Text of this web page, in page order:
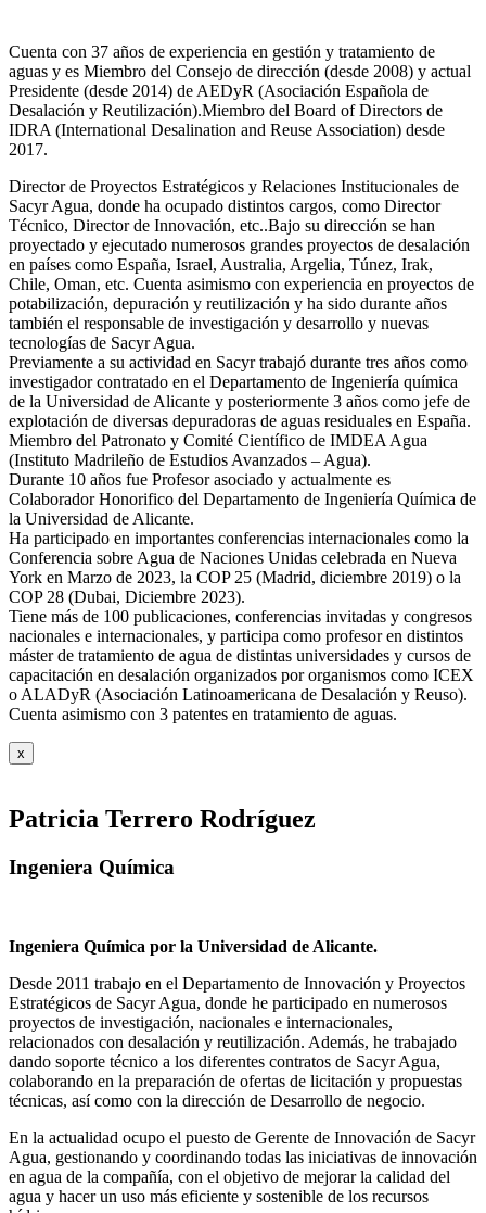
Cuenta con 37 años de experiencia en gestión y tratamiento de
aguas y es Miembro del Consejo de dirección (desde 2008) y actual
Presidente (desde 2014) de AEDyR (Asociación Española de
Desalación y Reutilización).Miembro del Board of Directors de
IDRA (International Desalination and Reuse Association) desde
2017.
Director de Proyectos Estratégicos y Relaciones Institucionales de
Sacyr Agua, donde ha ocupado distintos cargos, como Director
Técnico, Director de Innovación, etc..Bajo su dirección se han
proyectado y ejecutado numerosos grandes proyectos de desalación
en países como España, Israel, Australia, Argelia, Túnez, Irak,
Chile, Oman, etc. Cuenta asimismo con experiencia en proyectos de
potabilización, depuración y reutilización y ha sido durante años
también el responsable de investigación y desarrollo y nuevas
tecnologías de Sacyr Agua.
Previamente a su actividad en Sacyr trabajó durante tres años como
investigador contratado en el Departamento de Ingeniería química
de la Universidad de Alicante y posteriormente 3 años como jefe de
explotación de diversas depuradoras de aguas residuales en España.
Miembro del Patronato y Comité Científico de IMDEA Agua
(Instituto Madrileño de Estudios Avanzados – Agua).
Durante 10 años fue Profesor asociado y actualmente es
Colaborador Honorifico del Departamento de Ingeniería Química de
la Universidad de Alicante.
Ha participado en importantes conferencias internacionales como la
Conferencia sobre Agua de Naciones Unidas celebrada en Nueva
York en Marzo de 2023, la COP 25 (Madrid, diciembre 2019) o la
COP 28 (Dubai, Diciembre 2023).
Tiene más de 100 publicaciones, conferencias invitadas y congresos
nacionales e internacionales, y participa como profesor en distintos
máster de tratamiento de agua de distintas universidades y cursos de
capacitación en desalación organizados por organismos como ICEX
o ALADyR (Asociación Latinoamericana de Desalación y Reuso).
Cuenta asimismo con 3 patentes en tratamiento de aguas.
x
Patricia Terrero Rodríguez
Ingeniera Química
Ingeniera Química por la Universidad de Alicante.
Desde 2011 trabajo en el Departamento de Innovación y Proyectos
Estratégicos de Sacyr Agua, donde he participado en numerosos
proyectos de investigación, nacionales e internacionales,
relacionados con desalación y reutilización. Además, he trabajado
dando soporte técnico a los diferentes contratos de Sacyr Agua,
colaborando en la preparación de ofertas de licitación y propuestas
técnicas, así como con la dirección de Desarrollo de negocio.
En la actualidad ocupo el puesto de Gerente de Innovación de Sacyr
Agua, gestionando y coordinando todas las iniciativas de innovación
en agua de la compañía, con el objetivo de mejorar la calidad del
agua y hacer un uso más eficiente y sostenible de los recursos